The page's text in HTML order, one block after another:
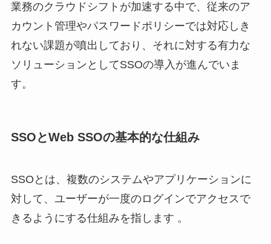
業務のクラウドシフトが加速する中で、従来のア
カウント管理やパスワードポリシーでは対応しき
れない課題が噴出しており、それに対する有力な
ソリューションとしてSSOの導入が進んでいま
す。
SSOとWeb SSOの基本的な仕組み
SSOとは、複数のシステムやアプリケーションに
対して、ユーザーが一度のログインでアクセスで
きるようにする仕組みを指します 。